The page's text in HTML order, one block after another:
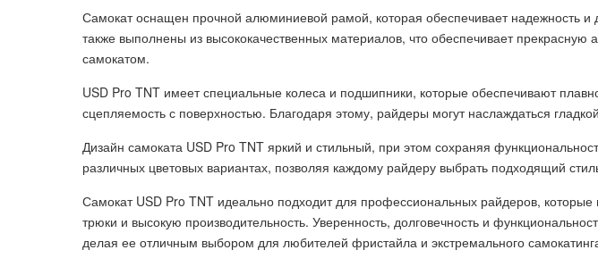
Самокат оснащен прочной алюминиевой рамой, которая обеспечивает надежность и
также выполнены из высококачественных материалов, что обеспечивает прекрасную
самокатом.
USD Pro TNT имеет специальные колеса и подшипники, которые обеспечивают
сцепляемость с поверхностью. Благодаря этому, райдеры могут наслаждаться
Дизайн самоката USD Pro TNT яркий и стильный, при этом сохраняя
различных цветовых вариантах, позволяя каждому райдеру выбрать подходящий
Самокат USD Pro TNT идеально подходит для профессиональных райдеров,
трюки и высокую производительность. Уверенность, долговечность и
делая ее отличным выбором для любителей фристайла и экстремального